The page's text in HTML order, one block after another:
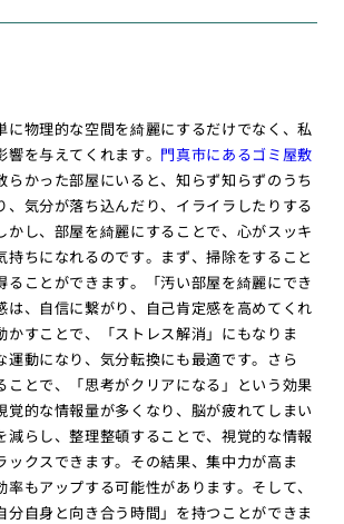
に物理的な空間を綺麗にするだけでなく、私
を与えてくれます。 門真市にあるゴミ屋敷
らかった部屋にいると、知らず知らずのうち
、気分が落ち込んだり、イライラしたりする
かし、部屋を綺麗にすることで、心がスッキ
持ちになれるのです。まず、掃除をすること
ることができます。「汚い部屋を綺麗にでき
は、自信に繋がり、自己肯定感を高めてくれ
かすことで、「ストレス解消」にもなりま
運動になり、気分転換にも最適です。さら
ことで、「思考がクリアになる」という効果
覚的な情報量が多くなり、脳が疲れてしまい
減らし、整理整頓することで、視覚的な情報
ックスできます。その結果、集中力が高ま
率もアップする可能性があります。そして、
分自身と向き合う時間」を持つことができま